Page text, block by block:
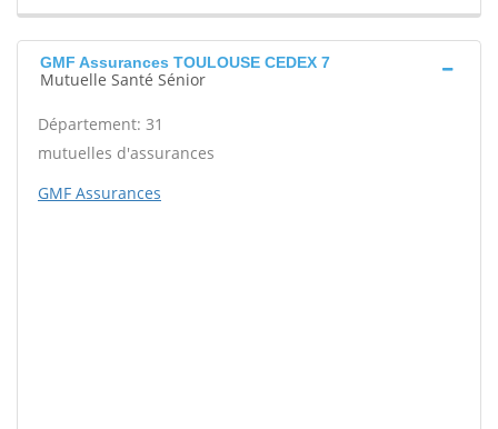
GMF Assurances TOULOUSE CEDEX 7
Mutuelle Santé Sénior
Département: 31
mutuelles d'assurances
GMF Assurances